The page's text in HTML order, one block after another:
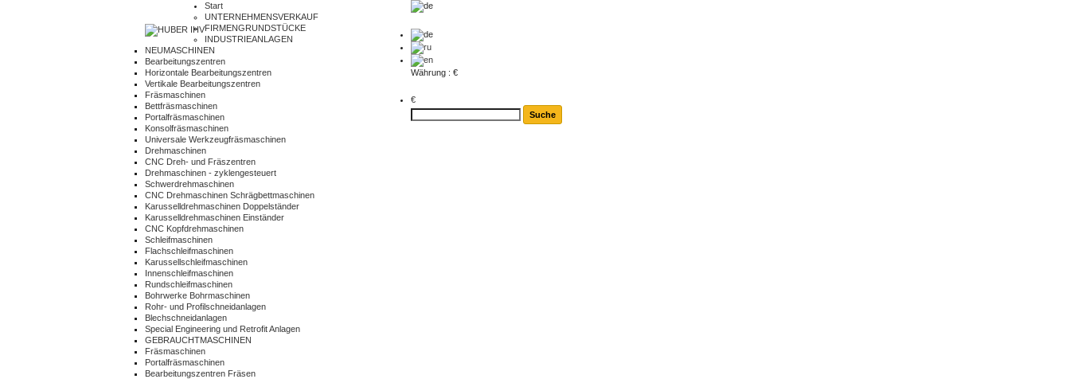
Währung : €
€
Start
UNTERNEHMENSVERKAUF
FIRMENGRUNDSTÜCKE
INDUSTRIEANLAGEN
NEUMASCHINEN
Bearbeitungszentren
Horizontale Bearbeitungszentren
Vertikale Bearbeitungszentren
Fräsmaschinen
Bettfräsmaschinen
Portalfräsmaschinen
Konsolfräsmaschinen
Universale Werkzeugfräsmaschinen
Drehmaschinen
CNC Dreh- und Fräszentren
Drehmaschinen - zyklengesteuert
Schwerdrehmaschinen
CNC Drehmaschinen Schrägbettmaschinen
Karusselldrehmaschinen Doppelständer
Karusselldrehmaschinen Einständer
CNC Kopfdrehmaschinen
Schleifmaschinen
Flachschleifmaschinen
Karussellschleifmaschinen
Innenschleifmaschinen
Rundschleifmaschinen
Bohrwerke Bohrmaschinen
Rohr- und Profilschneidanlagen
Blechschneidanlagen
Special Engineering und Retrofit Anlagen
GEBRAUCHTMASCHINEN
Fräsmaschinen
Portalfräsmaschinen
Bearbeitungszentren Fräsen